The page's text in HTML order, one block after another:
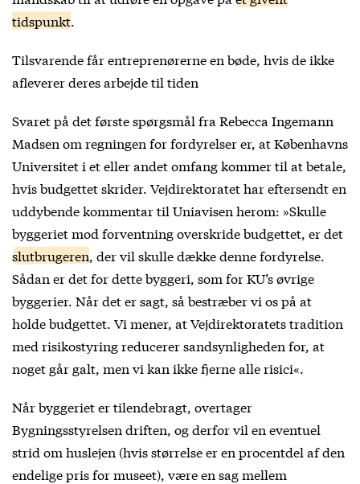
tidspunkt
Tilsvarende får entreprenørerne en bøde, hvis de ikke
afleverer deres arbejde til tiden
Svaret på det første spørgsmål fra Rebecca Ingemann
Madsen om regningen for fordyrelser er, at Københavns
Universitet i et eller andet omfang kommer til at betale,
hvis budgettet skrider. Vejdirektoratet har eftersendt en
uddybende kommentar til Uniavisen herom: »Skulle
byggeriet mod forventning overskride budgettet, er det
slutbrugeren , der vil skulle dække denne fordyrelse.
Sådan er det for dette byggeri, som for KU’s øvrige
byggerier. Når det er sagt, så bestræber vi os på at
holde budgettet. Vi mener, at Vejdirektoratets tradition
med risikostyring reducerer sandsynligheden for, at
noget går galt, men vi kan ikke fjerne alle risici«.
Når byggeriet er tilendebragt, overtager
Bygningsstyrelsen driften, og derfor vil en eventuel
strid om huslejen (hvis størrelse er en procentdel af den
endelige pris for museet), være en sag mellem